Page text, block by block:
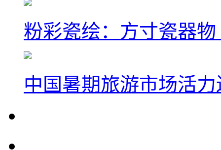
粉彩瓷绘：方寸瓷器
中国暑期旅游市场活